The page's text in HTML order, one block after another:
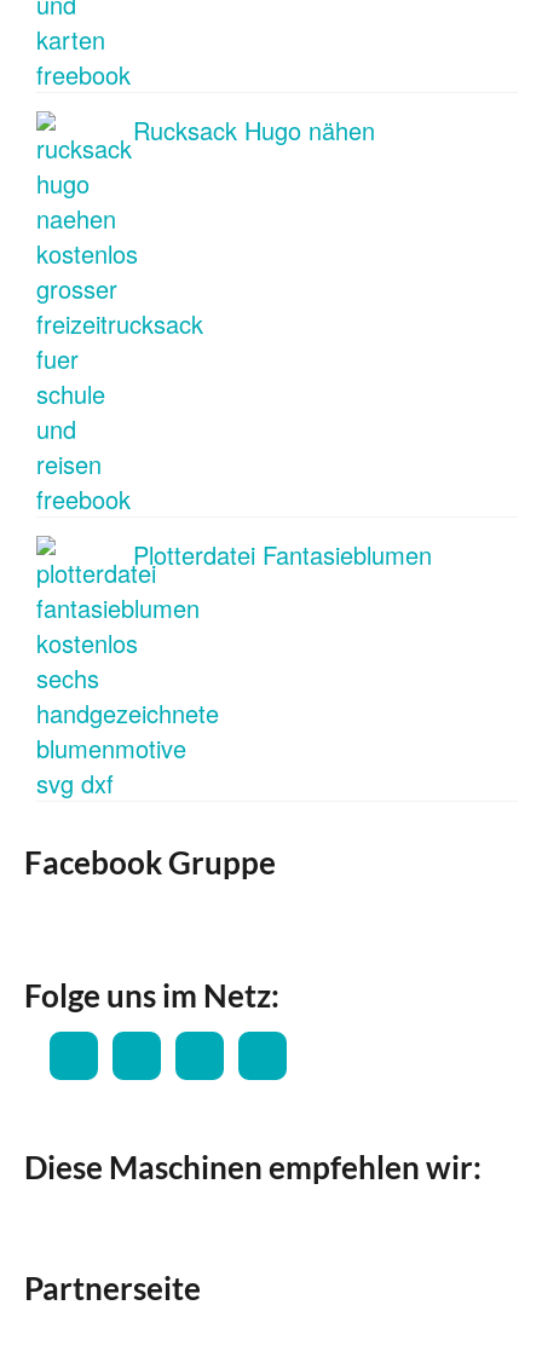
Rucksack Hugo nähen
Plotterdatei Fantasieblumen
Facebook Gruppe
Folge uns im Netz:
Diese Maschinen empfehlen wir:
Partnerseite